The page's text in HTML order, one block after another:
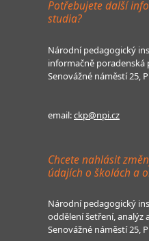
Potřebujete další
studia?
Národní pedagogický
informačně poradenská
Senovážné náměstí 25,
email:ckp@npi.cz
Chcete nahlásit
údajích o školách a
Národní pedagogický
oddělení šetření, analýz
Senovážné náměstí 25,